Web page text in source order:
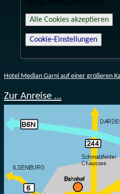
policies.google.com/privacy.
Alle Cookies akzeptieren
Cookie‑Einstellungen
Hotel Median Garni auf einer größeren
Zur Anreise ...